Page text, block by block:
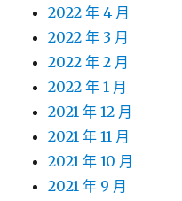
2022 年 4 月
2022 年 3 月
2022 年 2 月
2022 年 1 月
2021 年 12 月
2021 年 11 月
2021 年 10 月
2021 年 9 月